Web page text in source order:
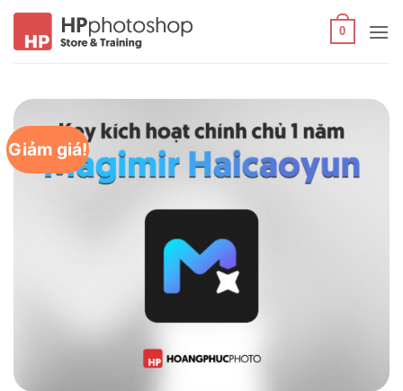
Bỏ
nội
0
Giảm giá!